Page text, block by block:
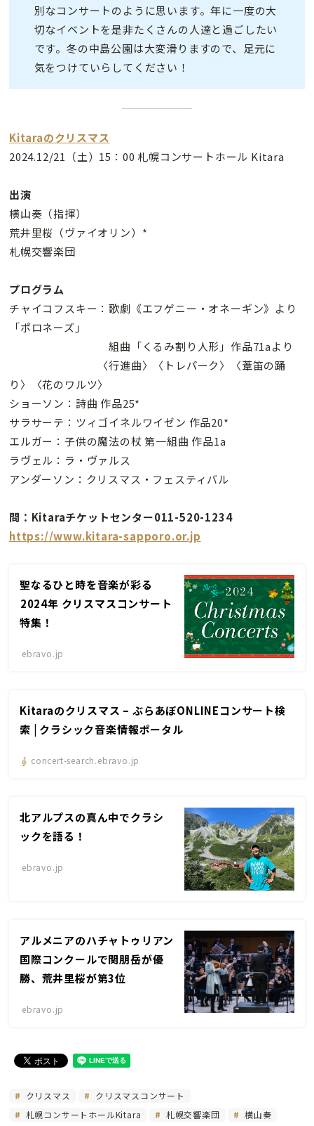
別なコンサートのように思います。年に一度の大
切なイベントを是非たくさんの人達と過ごしたい
です。冬の中島公園は大変滑りますので、足元に
気をつけていらしてください！
Kitaraのクリスマス
2024.12/21（土）15：00 札幌コンサートホール Kitara
出演
横山奏（指揮）
荒井里桜（ヴァイオリン）*
札幌交響楽団
プログラム
チャイコフスキー：歌劇《エフゲニー・オネーギン》より
「ポロネーズ」
組曲「くるみ割り人形」作品71aより
〈行進曲〉〈トレパーク〉〈葦笛の踊
り〉〈花のワルツ〉
ショーソン：詩曲 作品25*
サラサーテ：ツィゴイネルワイゼン 作品20*
エルガー：子供の魔法の杖 第一組曲 作品1a
ラヴェル：ラ・ヴァルス
アンダーソン：クリスマス・フェスティバル
問：Kitaraチケットセンター011-520-1234
https://www.kitara-sapporo.or.jp
聖なるひと時を音楽が彩る
――2024年 クリスマスコンサート
特集！
ebravo.jp
Kitaraのクリスマス – ぶらあぼONLINEコンサート検
索 | クラシック音楽情報ポータル
concert-search.ebravo.jp
北アルプスの真ん中でクラシ
ックを語る！
ebravo.jp
アルメニアのハチャトゥリアン
国際コンクールで関朋岳が優
勝、荒井里桜が第3位
ebravo.jp
クリスマス
クリスマスコンサート
札幌コンサートホールKitara
札幌交響楽団
横山奏